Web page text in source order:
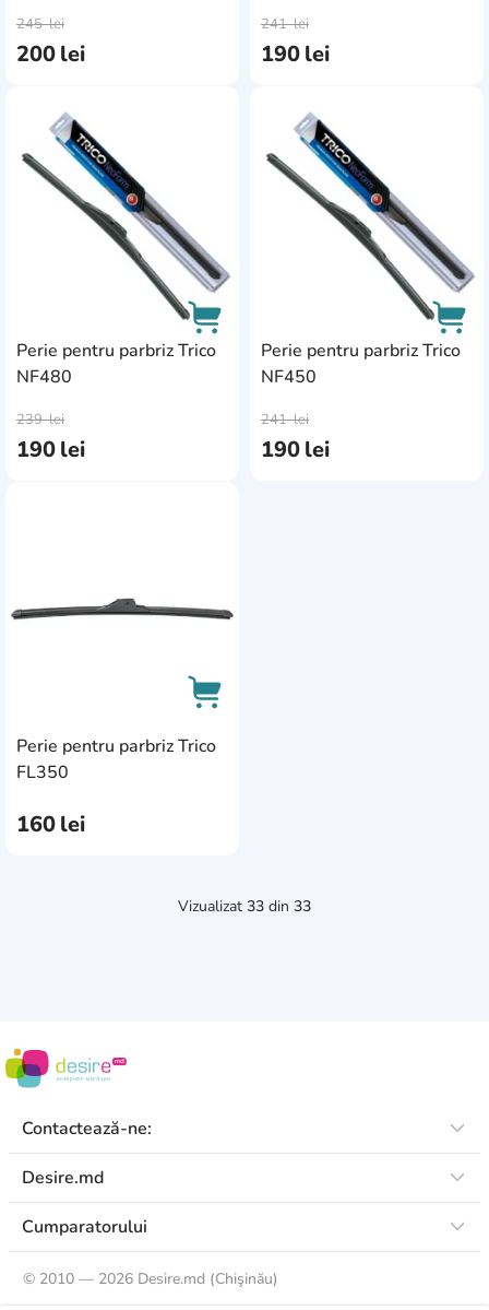
200lei
245lei
190lei
241lei
Perie pentru parbriz Trico
NF480
190lei
239lei
AddCardToFavourite
Perie pentru parbriz Trico
NF450
190lei
241lei
Perie pentru parbriz Trico
FL350
160lei
Vizualizat 33 din 33
Contactează-ne:
Desire.md
Cumparatorului
© 2010 — 2026 Desire.md (Chişinău)